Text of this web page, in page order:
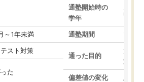
～1年未満
スト対策
った
通塾開始時の
学年
高3
通塾期間 1～3
通った目的
大学
対策
偏差値の変化